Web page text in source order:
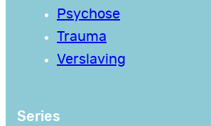
Psychose
Trauma
Verslaving
Series